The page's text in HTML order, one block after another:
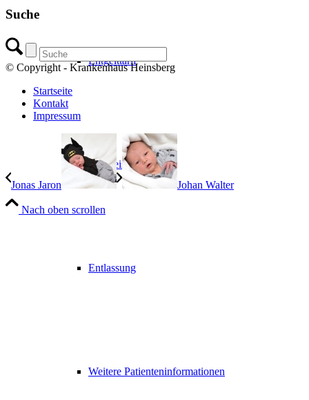
Entgelttarif
Wahlleistungen
Entlassung
Weitere Patienteninformationen
Suche
© Copyright - Krankenhaus Heinsberg
Startseite
Kontakt
Impressum
Jonas Jaron Johan Walter
Nach oben scrollen